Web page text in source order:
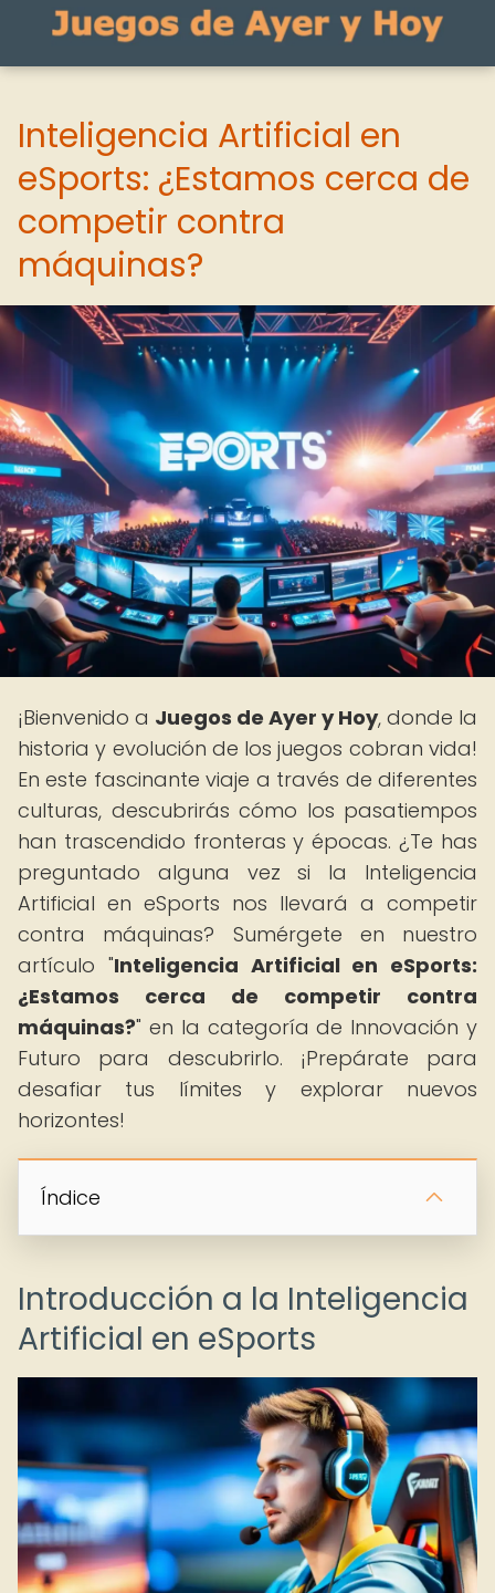
Inteligencia Artificial en
eSports: ¿Estamos cerca de
competir contra
máquinas?
¡Bienvenido a Juegos de Ayer y Hoy, donde la
historia y evolución de los juegos cobran vida!
En este fascinante viaje a través de diferentes
culturas, descubrirás cómo los pasatiempos
han trascendido fronteras y épocas. ¿Te has
preguntado alguna vez si la Inteligencia
Artificial en eSports nos llevará a competir
contra máquinas? Sumérgete en nuestro
artículo "Inteligencia Artificial en eSports:
¿Estamos cerca de competir contra
máquinas?" en la categoría de Innovación y
Futuro para descubrirlo. ¡Prepárate para
desafiar tus límites y explorar nuevos
horizontes!
Índice
Introducción a la Inteligencia
Artificial en eSports